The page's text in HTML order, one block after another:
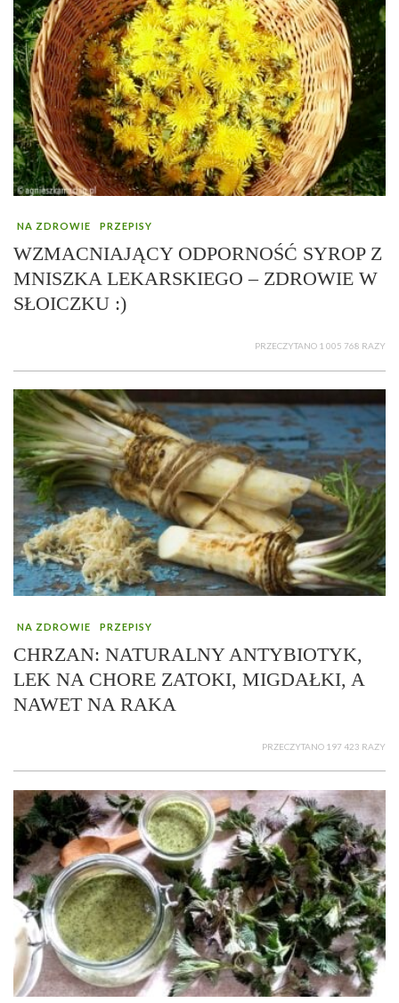
NA ZDROWIE PRZEPISY
WZMACNIAJĄCY ODPORNOŚĆ SYROP Z
MNISZKA LEKARSKIEGO – ZDROWIE W
SŁOICZKU :)
PRZECZYTANO 1 005 768 RAZY
NA ZDROWIE PRZEPISY
CHRZAN: NATURALNY ANTYBIOTYK,
LEK NA CHORE ZATOKI, MIGDAŁKI, A
NAWET NA RAKA
PRZECZYTANO 197 423 RAZY